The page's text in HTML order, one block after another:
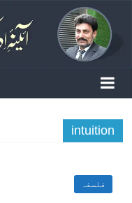
intuition
فلسفہ